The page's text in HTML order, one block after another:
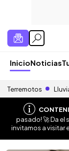
InicioNoticias
Terremotos
pasado! 🚀 Da el
invitamos a visitar